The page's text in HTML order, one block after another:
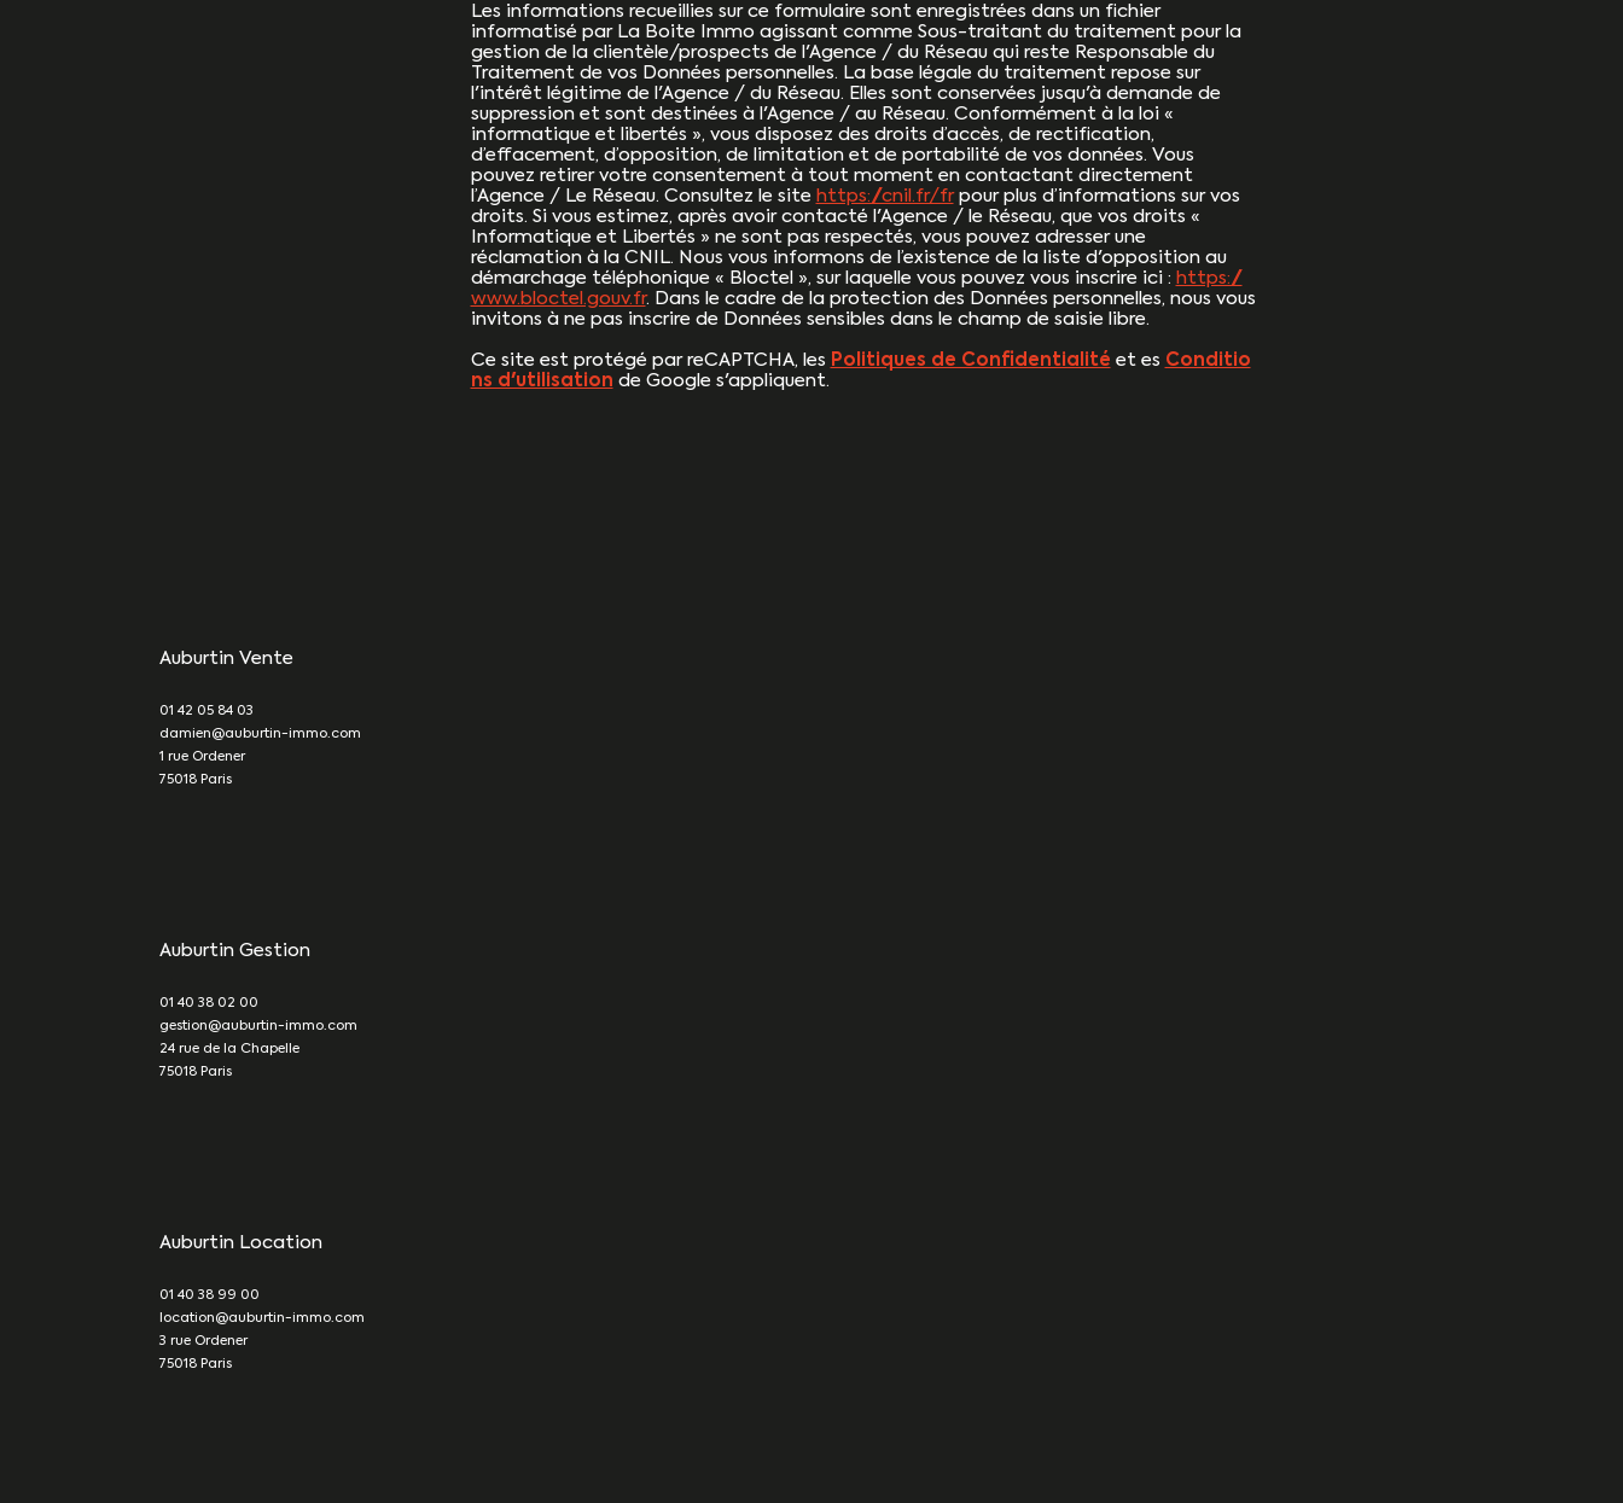
Les informations recueillies sur ce formulaire sont enregistrées dans un fichier
informatisé par La Boite Immo agissant comme Sous-traitant du traitement pour la
gestion de la clientèle/prospects de l'Agence / du Réseau qui reste Responsable du
Traitement de vos Données personnelles. La base légale du traitement repose sur
l'intérêt légitime de l'Agence / du Réseau. Elles sont conservées jusqu'à demande de
suppression et sont destinées à l'Agence / au Réseau. Conformément à la loi «
informatique et libertés », vous disposez des droits d’accès, de rectification,
d’effacement, d’opposition, de limitation et de portabilité de vos données. Vous
pouvez retirer votre consentement à tout moment en contactant directement
l’Agence / Le Réseau. Consultez le site https://cnil.fr/frpour plus d’informations sur vos
droits. Si vous estimez, après avoir contacté l'Agence / le Réseau, que vos droits «
Informatique et Libertés » ne sont pas respectés, vous pouvez adresser une
réclamation à la CNIL. Nous vous informons de l’existence de la liste d'opposition au
démarchage téléphonique « Bloctel », sur laquelle vous pouvez vous inscrire ici : https://
www.bloctel.gouv.fr. Dans le cadre de la protection des Données personnelles, nous vous
invitons à ne pas inscrire de Données sensibles dans le champ de saisie libre.
Ce site est protégé par reCAPTCHA, les Politiques de Confidentialité et es Conditio
ns d'utilisation de Google s'appliquent.
Auburtin Vente
01 42 05 84 03
damien@auburtin-immo.com
1 rue Ordener
75018
Paris
Auburtin Gestion
01 40 38 02 00
gestion@auburtin-immo.com
24 rue de la Chapelle
75018
Paris
Auburtin Location
01 40 38 99 00
location@auburtin-immo.com
3 rue Ordener
75018
Paris